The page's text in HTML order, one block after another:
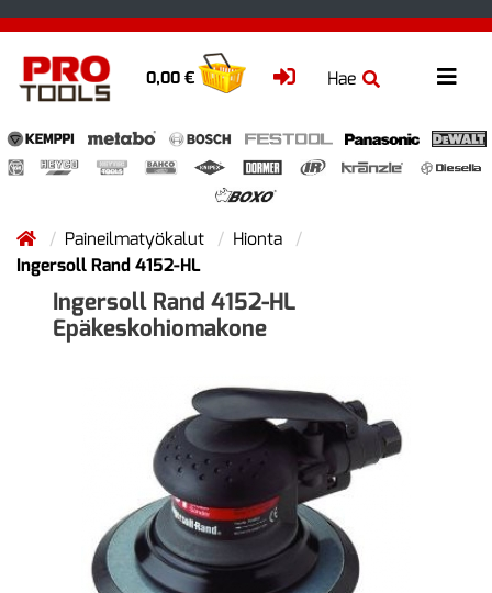
Hae
0,00 €
Paineilmatyökalut
Hionta
Ingersoll Rand 4152-HL
Ingersoll Rand 4152-HL
Epäkeskohiomakone